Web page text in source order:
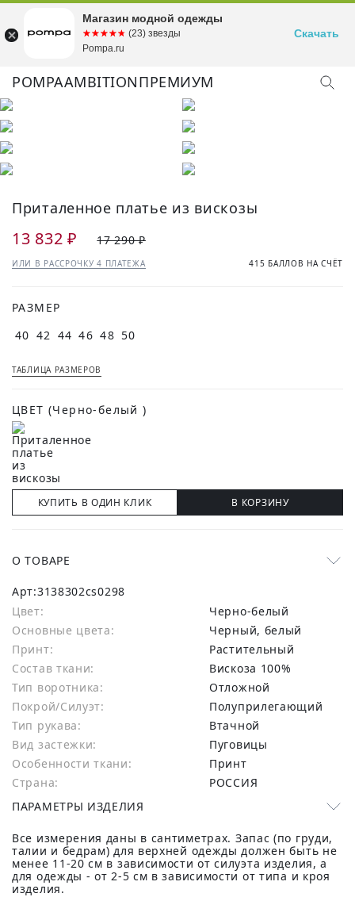
POMPAAMBITIONПРЕМИУМ
Приталенное платье из вискозы
13 832 ₽ 17 290 ₽
ИЛИ В РАССРОЧКУ 4 ПЛАТЕЖА 415 БАЛЛОВ НА СЧЁТ
РАЗМЕР
40 42 44 46 48 50
ТАБЛИЦА РАЗМЕРОВ
ЦВЕТ (Черно-белый )
КУПИТЬ В ОДИН КЛИК В КОРЗИНУ
О ТОВАРЕ
Арт:3138302cs0298
Цвет:
Черно-белый
Основные цвета:
черный, белый
Принт:
Растительный
Состав ткани:
вискоза 100%
Тип воротника:
Отложной
Покрой/Силуэт:
Полуприлегающий
Тип рукава:
Втачной
Вид застежки:
Пуговицы
Особенности ткани:
Принт
Страна:
РОССИЯ
ПАРАМЕТРЫ ИЗДЕЛИЯ
Все измерения даны в сантиметрах. Запас (по груди,
талии и бедрам) для верхней одежды должен быть не
менее 11-20 см в зависимости от силуэта изделия, а
для одежды - от 2-5 см в зависимости от типа и кроя
изделия.
Магазин модной одежды
☆☆☆☆☆
★★★★★ (23) звезды
Pompa.ru
Скачать